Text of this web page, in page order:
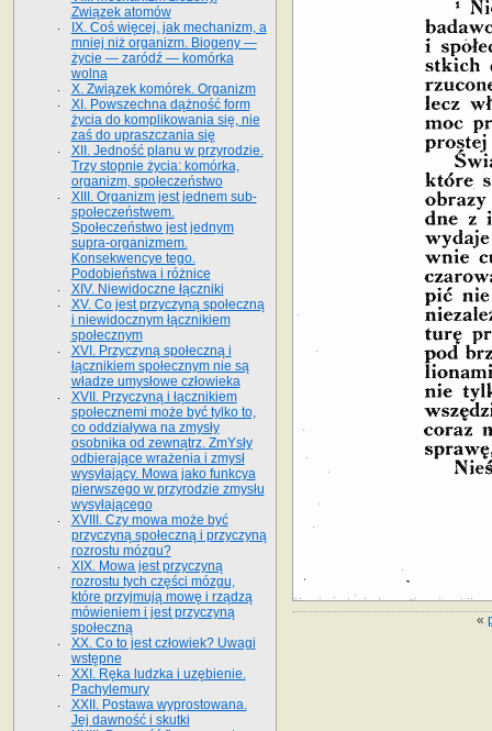
«
Związek atomów
IX. Coś więcej, jak mechanizm, a
mniej niż organizm. Biogeny —
życie — zaródź — komórka
wolna
X. Związek komórek. Organizm
XI. Powszechna dążność form
życia do komplikowania się, nie
zaś do upraszczania się
XII. Jedność planu w przyrodzie.
Trzy stopnie życia: komórka,
organizm, społeczeństwo
XIII. Organizm jest jednem sub-
społeczeństwem.
Społeczeństwo jest jednym
supra-organizmem.
Konsekwencye tego.
Podobieństwa i różnice
XIV. Niewidoczne łączniki
XV. Co jest przyczyną społeczną
i niewidocznym łącznikiem
społecznym
XVI. Przyczyną społeczną i
łącznikiem społecznym nie są
władze umysłowe człowieka
XVII. Przyczyną i łącznikiem
społecznemi może być tylko to,
co oddziaływa na zmysły
osobnika od zewnątrz. ZmYsły
odbierające wrażenia i zmysł
wysyłający. Mowa jako funkcya
pierwszego w przyrodzie zmysłu
wysyłającego
XVIII. Czy mowa może być
przyczyną społeczną i przyczyną
rozrostu mózgu?
XIX. Mowa jest przyczyną
rozrostu tych części mózgu,
które przyjmują mowę i rządzą
mówieniem i jest przyczyną
społeczną
XX. Co to jest człowiek? Uwagi
wstępne
XXI. Ręka ludzka i uzębienie.
Pachylemury
XXII. Postawa wyprostowana.
Jej dawność i skutki